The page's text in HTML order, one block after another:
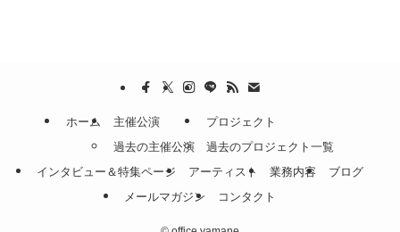
ホーム
主催公演
過去の主催公演
プロジェクト
過去のプロジェクト一覧
インタビュー＆特集ページ
アーティスト 業務内容
ブログ
メールマガジン
コンタクト